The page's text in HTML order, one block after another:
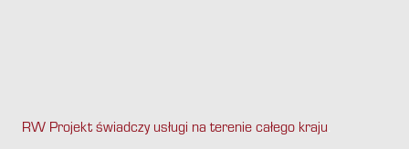
RW Projekt świadczy usługi na terenie całego kraju